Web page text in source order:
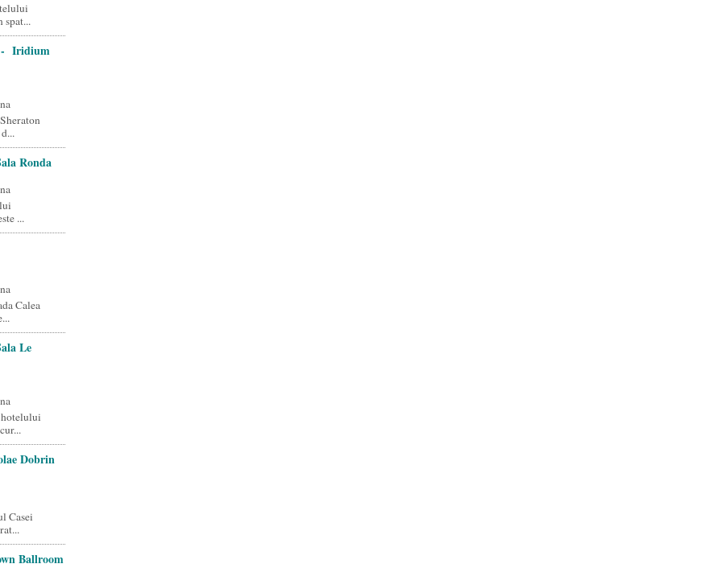
spat...
- Iridium
Ronda
...
Calea
Le
Dobrin
Casei
Ballroom